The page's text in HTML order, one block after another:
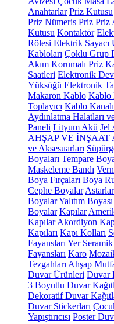
Anahtarlar Priz Kutusu
Priz Nümeris Priz Priz
Kutusu Kontaktör
Rölesi Elektrik Sayacı
Kabloları Çoklu Grup
Akım Korumalı Priz
Saatleri Elektronik
Yüksüğü Elektronik
Makaron Kablo Kablo
Toplayıcı Kablo Kanalı
Aydınlatma Halatları
Paneli Lityum Akü Jel
AHŞAP VE İNŞAAT
ve Aksesuarları
Boyaları Tempare
Maskeleme Bandı
Boya Fırçaları Boya
Cephe Boyalar Astarlar
BoyalarYalıtım Boyası
Boyalar Kapılar
Kapılar Akordiyon
Kapıları Kapı Kolları
Fayansları Yer Seramik
Fayansları Karo
Tezgahları Ahşap
Duvar Ürünleri Duvar
3 Boyutlu Duvar
Dekoratif Duvar
Duvar Stickerları
Yapıştırıcısı Poster